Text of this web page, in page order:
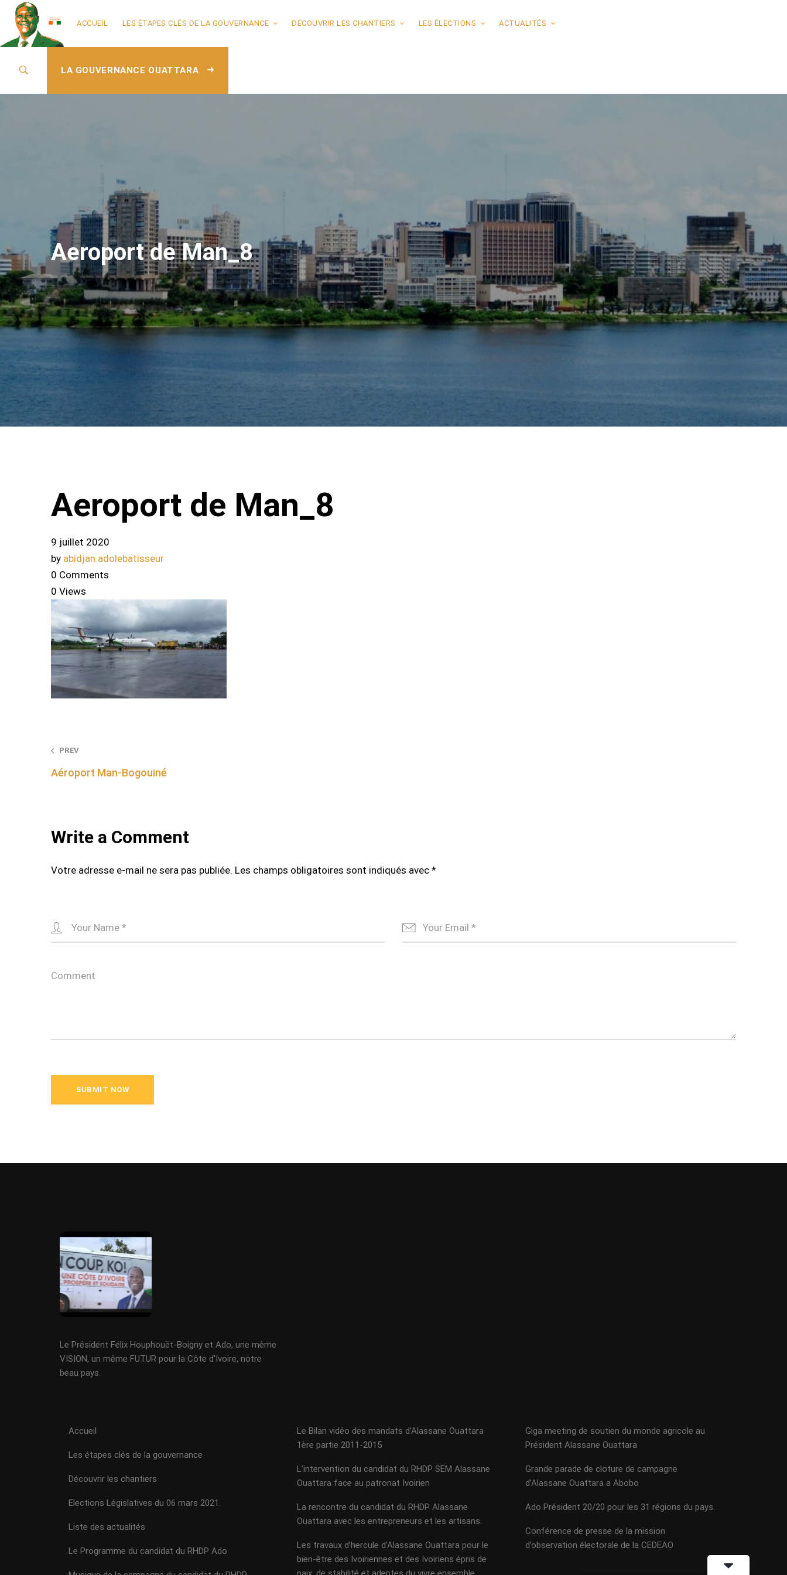
ACCUEIL LES ÉTAPES CLÉS DE LA GOUVERNANCE DÉCOUVRIR LES CHANTIERS LES ÉLECTIONS ACTUALITÉS
LA GOUVERNANCE OUATTARA
Aeroport de Man_8
Aeroport de Man_8
9 juillet 2020
by abidjan adolebatisseur
0 Comments
0 Views
Post
navigation
PREV
Aéroport Man-Bogouiné
Write a Comment
Votre adresse e-mail ne sera pas publiée. Les champs obligatoires sont indiqués avec *
Le Président Félix Houphouët-Boigny et Ado, une même
VISION, un même FUTUR pour la Côte d'Ivoire, notre
beau pays.
Accueil
Les étapes clés de la gouvernance
Découvrir les chantiers
Elections Législatives du 06 mars 2021.
Liste des actualités
Le Programme du candidat du RHDP Ado
Le Bilan vidéo des mandats d’Alassane Ouattara
1ère partie 2011-2015
L’intervention du candidat du RHDP SEM Alassane
Ouattara face au patronat Ivoirien
La rencontre du candidat du RHDP Alassane
Ouattara avec les entrepreneurs et les artisans.
Les travaux d’hercule d’Alassane Ouattara pour le
bien-être des Ivoiriennes et des Ivoiriens épris de
Giga meeting de soutien du monde agricole au
Président Alassane Ouattara
Grande parade de cloture de campagne
d’Alassane Ouattara a Abobo
Ado Président 20/20 pour les 31 régions du pays.
Conférence de presse de la mission
d’observation électorale de la CEDEAO